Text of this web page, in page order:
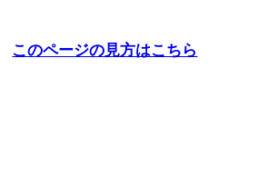
このページの見方はこちら